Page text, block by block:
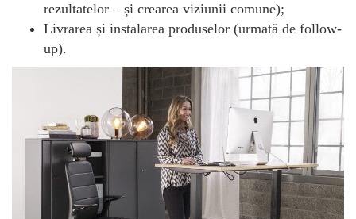
rezultatelor – și crearea viziunii comune);
Livrarea și instalarea produselor (urmată de follow-
up).